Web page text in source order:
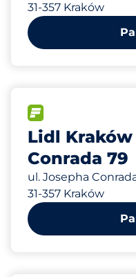
31-357 Kraków
Lidl Kraków
Conrada 79
ul. Josepha
31-357 Kraków
149 m